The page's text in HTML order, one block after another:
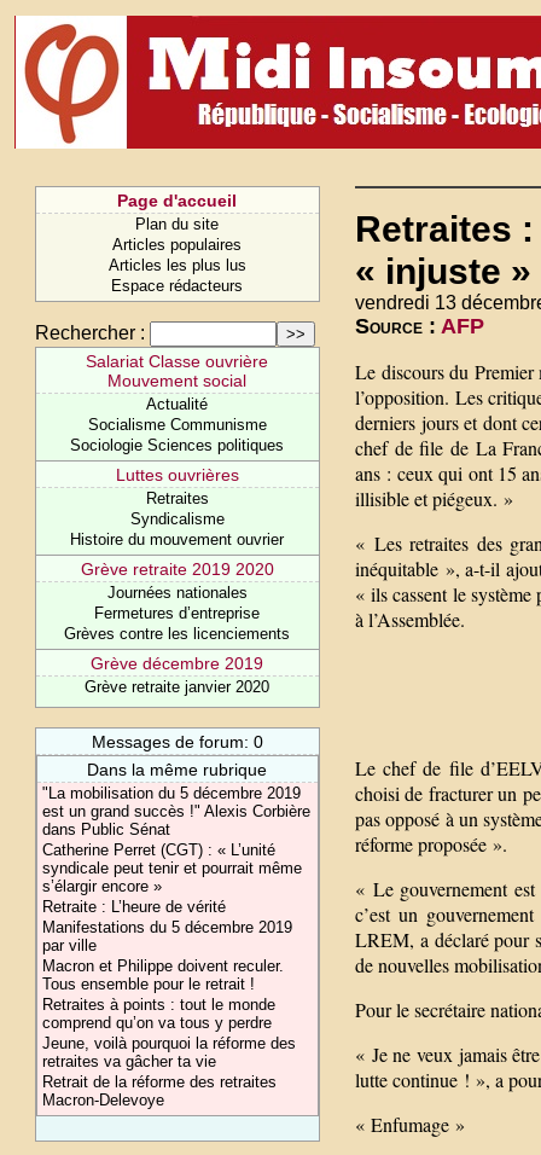
Page d'accueil
Plan du site
Articles populaires
Articles les plus lus
Espace rédacteurs
Rechercher :
Salariat Classe ouvrière
Mouvement social
Actualité
Socialisme Communisme
Sociologie Sciences politiques
Luttes ouvrières
Retraites
Syndicalisme
Histoire du mouvement ouvrier
Grève retraite 2019 2020
Journées nationales
Fermetures d’entreprise
Grèves contre les licenciements
Grève décembre 2019
Grève retraite janvier 2020
Messages de forum: 0
Dans la même rubrique
"La mobilisation du 5 décembre 2019
est un grand succès !" Alexis Corbière
dans Public Sénat
Catherine Perret (CGT) : « L’unité
syndicale peut tenir et pourrait même
s’élargir encore »
Retraite : L’heure de vérité
Manifestations du 5 décembre 2019
par ville
Macron et Philippe doivent reculer.
Tous ensemble pour le retrait !
Retraites à points : tout le monde
comprend qu’on va tous y perdre
Jeune, voilà pourquoi la réforme des
retraites va gâcher ta vie
Retrait de la réforme des retraites
Macron-Delevoye
Retraites
« injuste »
vendredi 13
Source : AFP
Le discours du Premier
l’opposition. Les
derniers jours et dont
chef de file de La
ans : ceux qui ont 15
illisible et piégeux. »
« Les retraites des
inéquitable », a-t-il
« ils cassent le
à l’Assemblée.
Le chef de file
choisi de fracturer un
pas opposé à un
réforme proposée ».
« Le gouvernement
c’est un
LREM, a déclaré pour
de nouvelles
Pour le secrétaire
« Je ne veux jamais
lutte continue ! », a
« Enfumage »